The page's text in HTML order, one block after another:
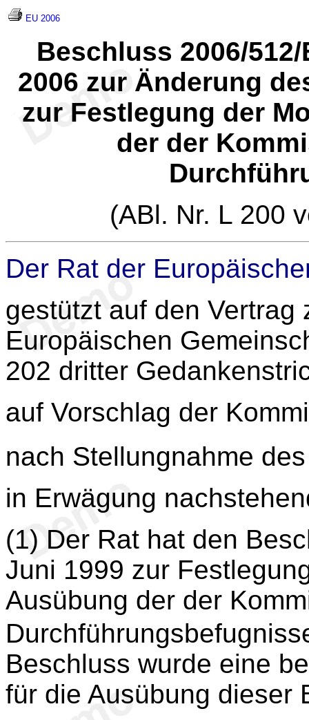
EU 2006
Beschluss 2006/
2006 zur Änderung
zur Festlegung der
der der
(ABl. Nr. L 200
Der Rat der
gestützt auf den Vertrag
Europäischen
202 dritter
auf Vorschlag der
nach Stellungnahme
in Erwägung
(1) Der Rat hat den
Juni 1999 zur
Ausübung der der
Beschluss wurde eine
für die Ausübung dieser